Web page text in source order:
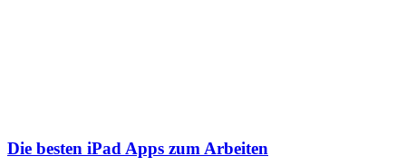
Die besten iPad Apps zum Arbeiten